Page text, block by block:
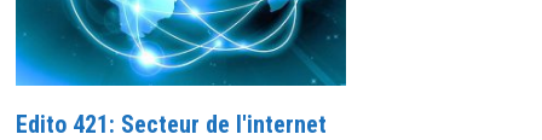
Edito 421: Secteur de l'internet